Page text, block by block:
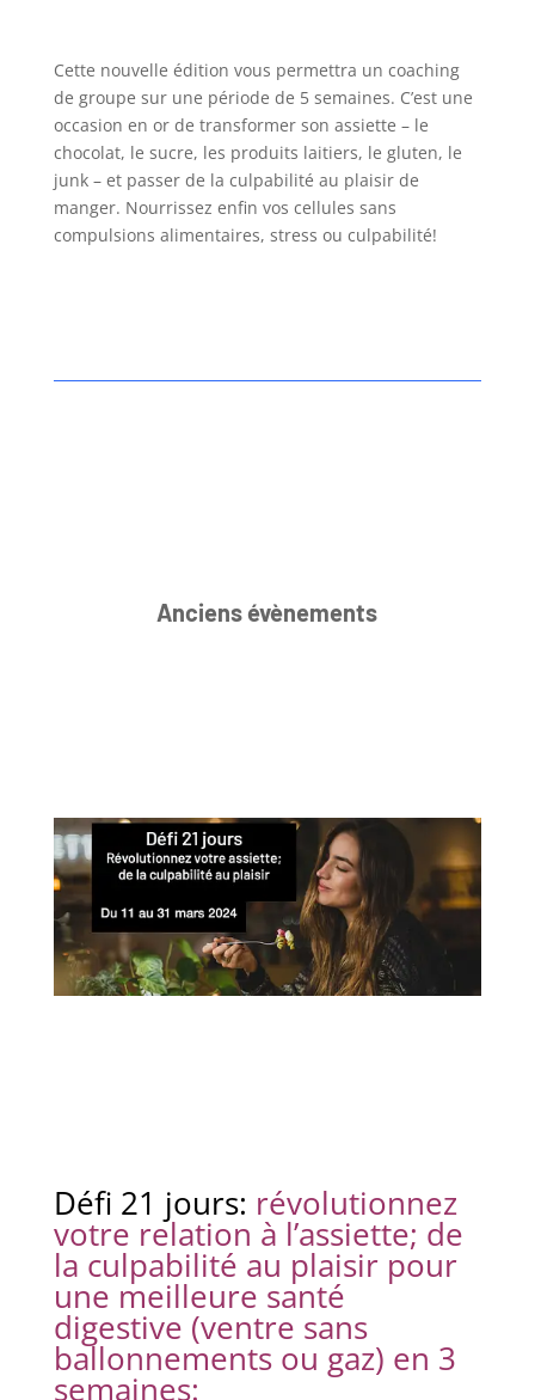
Cette nouvelle édition vous permettra un coaching
de groupe sur une période de 5 semaines. C’est une
occasion en or de transformer son assiette – le
chocolat, le sucre, les produits laitiers, le gluten, le
junk – et passer de la culpabilité au plaisir de
manger. Nourrissez enfin vos cellules sans
compulsions alimentaires, stress ou culpabilité!
Anciens évènements
Défi 21 jours: révolutionnez
votre relation à l’assiette; de
la culpabilité au plaisir pour
une meilleure santé
digestive (ventre sans
ballonnements ou gaz) en 3
semaines: